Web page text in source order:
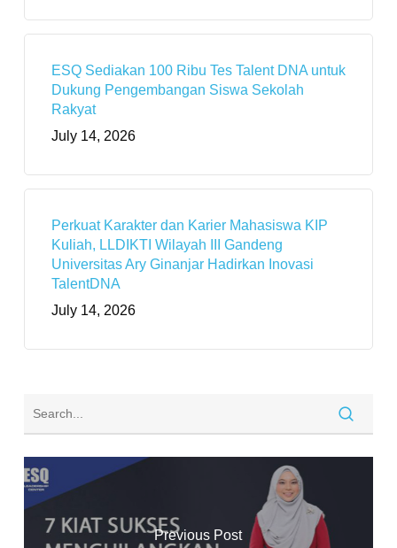
ESQ Sediakan 100 Ribu Tes Talent DNA untuk
Dukung Pengembangan Siswa Sekolah
Rakyat
July 14, 2026
Perkuat Karakter dan Karier Mahasiswa KIP
Kuliah, LLDIKTI Wilayah III Gandeng
Universitas Ary Ginanjar Hadirkan Inovasi
TalentDNA
July 14, 2026
Previous Post